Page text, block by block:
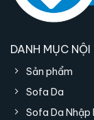
triển dựa
dụng. Từ
hướng
cao.
Da cao
êm ái,
DANH MỤC
Sản phẩm
Sofa Da
Sofa Da Nhập